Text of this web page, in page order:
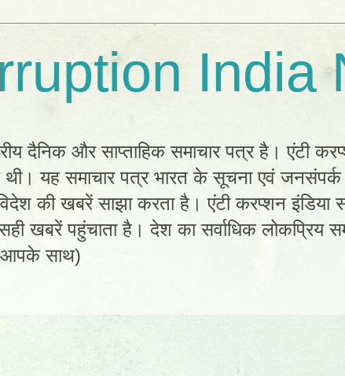
India
दैनिक और साप्ताहिक समाचार पत्र है। एंटी
थी। यह समाचार पत्र भारत के सूचना एवं
की खबरें साझा करता है। एंटी करप्शन इंडिया
खबरें पहुंचाता है। देश का सर्वाधिक लोकप्रिय
आपके साथ)